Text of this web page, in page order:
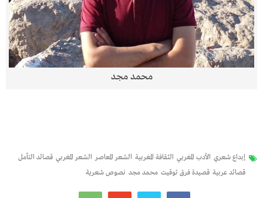
محمد مجد
إبداع شعري الأدب المغربي الثقافة المغربية الشعر المعاصر الشعر المغربي قصائد التأمل
قصائد عربية قصيدة فرق توقيت محمد مجد نصوص شعرية